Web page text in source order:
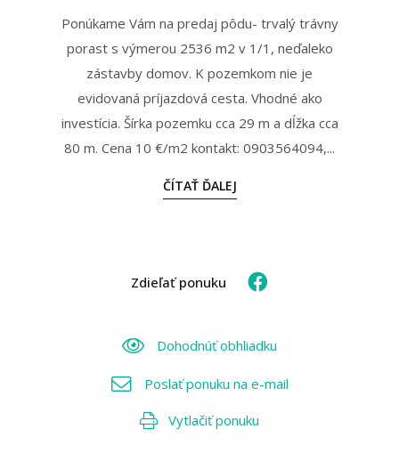
Ponúkame Vám na predaj pôdu- trvalý trávny
porast s výmerou 2536 m2 v 1/1, neďaleko
zástavby domov. K pozemkom nie je
evidovaná príjazdová cesta. Vhodné ako
investícia. Šírka pozemku cca 29 m a dĺžka cca
80 m. Cena 10 €/m2 kontakt: 0903564094,...
ČÍTAŤ ĎALEJ
Zdieľať ponuku
Dohodnúť obhliadku
Poslať ponuku na e-mail
Vytlačiť ponuku